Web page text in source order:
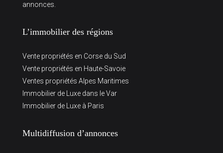
annonces.
L’immobilier des régions
Vente propriétés en Corse du Sud
Vente propriétés en Haute-Savoie
Ventes propriétés Alpes Maritimes
Immobilier de Luxe dans le Var
Immobilier de Luxe à Paris
Multidiffusion d’annonces